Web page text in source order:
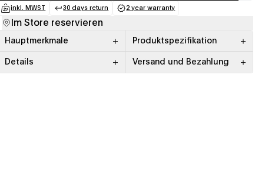
inkl. MWST
(opens in a new tab)
30 days return
(opens in a new tab)
2 year warranty
(opens in a new tab)
Im Store reservieren
Hauptmerkmale Produktspezifikation
Details Versand und Bezahlung